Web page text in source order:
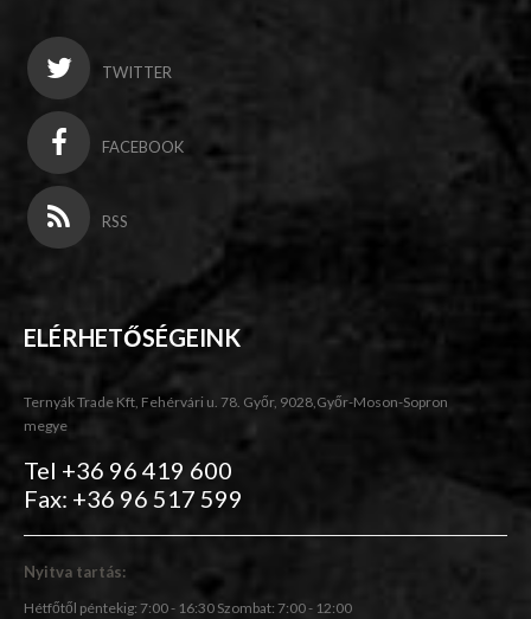
TWITTER
FACEBOOK
RSS
ELÉRHETŐSÉGEINK
Ternyák Trade Kft, Fehérvári u. 78. Győr, 9028,Győr-Moson-Sopron
megye
Tel +36 96 419 600
Fax: +36 96 517 599
Nyitva tartás:
Hétfőtől péntekig: 7:00 - 16:30 Szombat: 7:00 - 12:00